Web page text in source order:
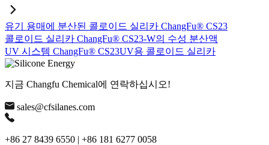
유기 용매에 분산된 콜로이드 실리카 ChangFu® CS23
콜로이드 실리카 ChangFu® CS23-W의 수성 분산액
UV 시스템 ChangFu® CS23UV용 콜로이드 실리카
지금 Changfu Chemical에 연락하십시오!
sales@cfsilanes.com
+86 27 8439 6550 | +86 181 6277 0058